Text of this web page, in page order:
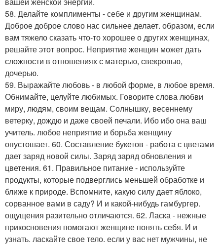
58. Делайте комплименты - себе и другим женщинам.
Доброе доброе слово нас сильнее делает. образом, если
вам тяжело сказать что-то хорошее о других женщинах,
решайте этот вопрос. Неприятие женщин может дать
сложности в отношениях с матерью, свекровью,
дочерью.
59. Выражайте любовь - в любой форме, в любое время.
Обнимайте, целуйте любимых. Говорите слова любви
миру, людям, своим вещам. Солнышку, весеннему
ветерку, дождю и даже своей печали. Ибо ибо она ваш
учитель. любое неприятие и борьба женщину
опустошает. 60. Составление букетов - работа с цветами
дает заряд новой силы. Заряд заряд обновления и
цветения. 61. Правильное питание - используйте
продукты, которые подверглись меньшей обработке и
ближе к природе. Вспомните, какую силу дает яблоко,
сорванное вами в саду? И и какой-нибудь гамбургер.
ощущения разительно отличаются. 62. Ласка - нежные
прикосновения помогают женщине понять себя. И и
узнать. ласкайте свое тело. если у вас нет мужчины, не